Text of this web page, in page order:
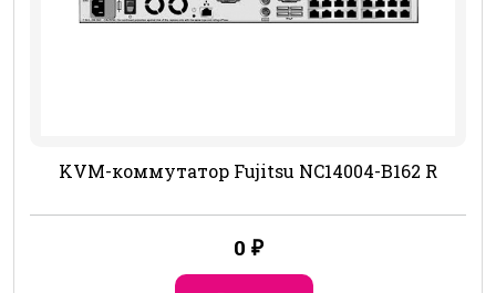
KVM-коммутатор Fujitsu NC14004-B162 R
0 ₽